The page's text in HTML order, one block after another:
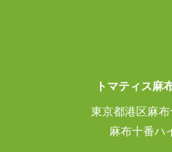
トマティス麻
東京都港区麻
麻布十番ハ